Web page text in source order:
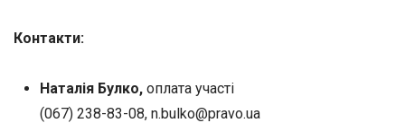
Контакти:
Наталiя Булко, оплата участі
(067) 238-83-08, n.bulko@pravo.ua